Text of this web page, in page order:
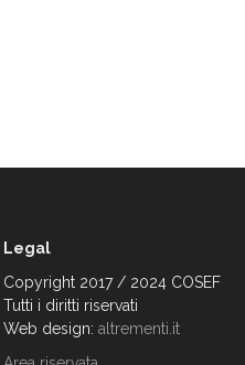
Legal
Copyright 2017 / 2024 COSEF
Tutti i diritti riservati
Web design: altrementi.it